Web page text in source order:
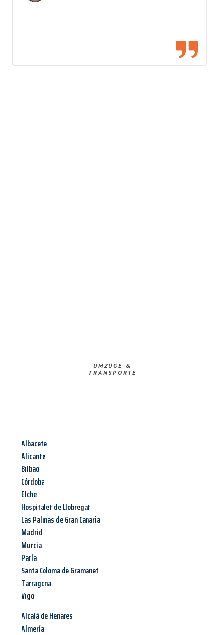
UMZÜGE &
TRANSPORTE
Albacete
Alicante
Bilbao
Córdoba
Elche
Hospitalet de Llobregat
Las Palmas de Gran Canaria
Madrid
Murcia
Parla
Santa Coloma de Gramanet
Tarragona
Vigo
Alcalá de Henares
Almería